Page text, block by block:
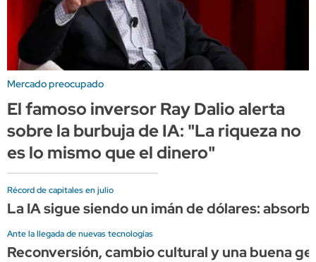
Mercado preocupado
El famoso inversor Ray Dalio alerta
sobre la burbuja de IA: "La riqueza no
es lo mismo que el dinero"
Récord de capitales en julio
La IA sigue siendo un imán de dólares:
Ante la llegada de nuevas tecnologías
Reconversión, cambio cultural y una buena